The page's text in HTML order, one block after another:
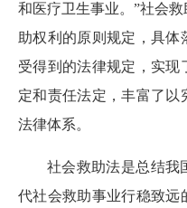
和医疗卫生事业。”社会
助权利的原则规定，具
受得到的法律规定，实现
定和责任法定，丰富了以
法律体系。
社会救助法是总结我
代社会救助事业行稳致远